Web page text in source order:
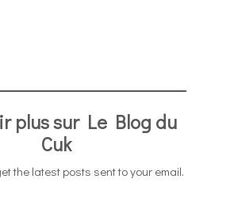
plus sur Le Blog du
Cuk
the latest posts sent to your email.